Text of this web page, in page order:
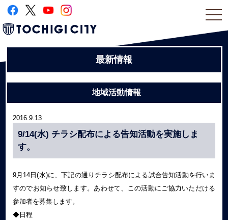
最新情報
地域活動情報
2016.9.13
9/14(水) チラシ配布による告知活動を実施しま
す。
9月14日(水)に、下記の通りチラシ配布による試合告知活動を行いま
すのでお知らせ致します。あわせて、この活動にご協力いただける
参加者を募集します。
◆日程